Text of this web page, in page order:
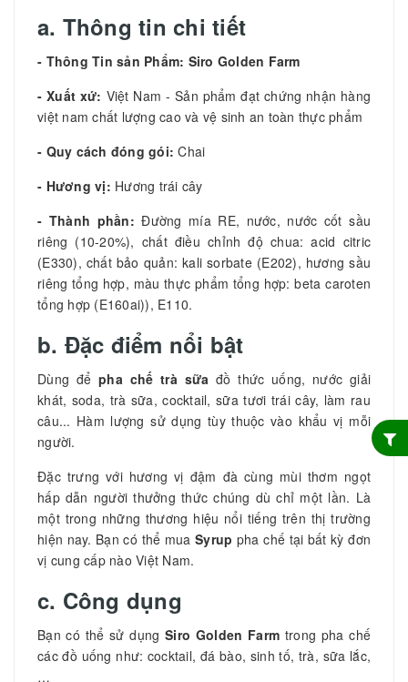
a. Thông tin chi tiết
- Thông Tin sản Phẩm: Siro Golden Farm
- Xuất xứ: Việt Nam - Sản phẩm đạt chứng nhận hàng
việt nam chất lượng cao và vệ sinh an toàn thực phẩm
- Quy cách đóng gói: Chai
- Hương vị: Hương trái cây
- Thành phần: Đường mía RE, nước, nước cốt sầu
riêng (10-20%), chất điều chỉnh độ chua: acid citric
(E330), chất bảo quản: kali sorbate (E202), hương sầu
riêng tổng hợp, màu thực phẩm tổng hợp: beta caroten
tổng hợp (E160ai)), E110.
b. Đặc điểm nổi bật
Dùng đểpha chế trà sữa đồ thức uống, nước giải
khát, soda, trà sữa, cocktail, sữa tươi trái cây, làm rau
câu... Hàm lượng sử dụng tùy thuộc vào khẩu vị mỗi
người.
Đặc trưng với hương vị đậm đà cùng mùi thơm ngọt
hấp dẫn người thưởng thức chúng dù chỉ một lần. Là
một trong những thương hiệu nổi tiếng trên thị trường
hiện nay. Bạn có thể muaSyrup pha chế tại bất kỳ đơn
vị cung cấp nào Việt Nam.
c. Công dụng
Bạn có thể sử dụngSiro Golden Farm trong pha chế
các đồ uống như: cocktail, đá bào, sinh tố, trà, sữa lắc,
…